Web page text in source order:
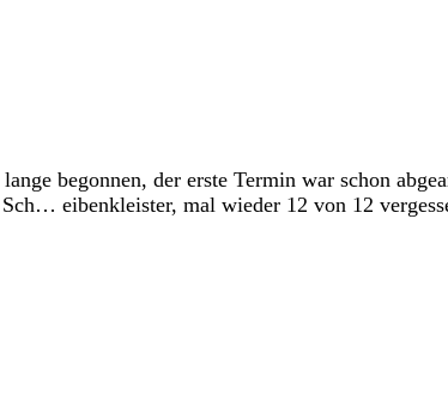
begonnen, der erste Termin war schon
eibenkleister, mal wieder 12 von 12